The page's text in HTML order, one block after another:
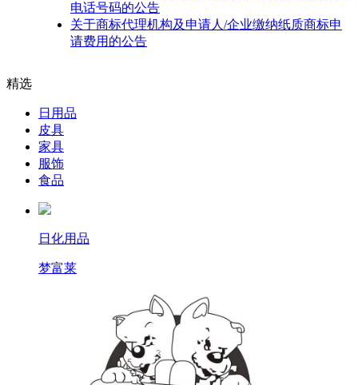
电话号码的公告
关于商标代理机构及申请人/企业缴纳纸质商标申
请费用的公告
精选
日用品
皮具
家具
服饰
食品
日化用品
梦富莱